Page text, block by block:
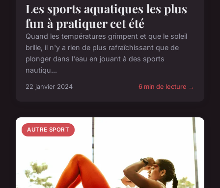
Les sports aquatiques les plus
fun à pratiquer cet été
Quand les températures grimpent et que le soleil
brille, il n'y a rien de plus rafraîchissant que de
plonger dans l'eau en jouant à des sports
nautiqu...
22 janvier 2024 6 min de lecture →
AUTRE SPORT